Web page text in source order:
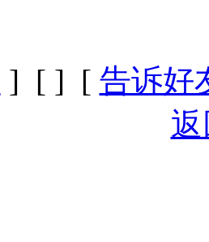
] [ ] [ 告诉好